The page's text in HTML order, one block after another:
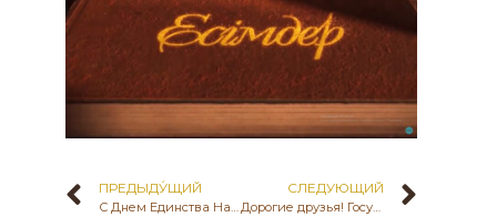
ПРЕДЫДУ́ЩИЙ
С Днем Единства Народа Казахстана!
СЛЕДУЮЩИЙ
Дорогие друзья! Государственный историко-культурный музей-заповедник «БОЗОҚ» МКС РК поздравляет Вас с Днем Победы!